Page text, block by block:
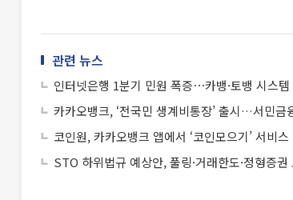
관련 뉴스
인터넷은행 1분기 민원 폭증⋯카뱅·토뱅 시스
카카오뱅크, ‘전국민 생계비통장’ 출시…서민금
코인원, 카카오뱅크 앱에서 ‘코인모으기’ 서비스
STO 하위법규 예상안, 풀링·거래한도·정형증권